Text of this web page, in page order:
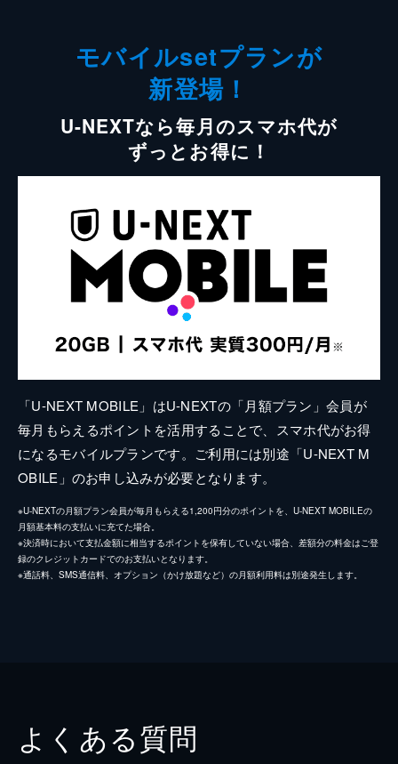
モバイルsetプランが
新登場！
U-NEXTなら毎月のスマホ代が
ずっとお得に！
「U-NEXT MOBILE」はU-NEXTの「月額プラン」会員が
毎月もらえるポイントを活用することで、スマホ代がお得
になるモバイルプランです。ご利用には別途「U-NEXT M
OBILE」のお申し込みが必要となります。
※U-NEXTの月額プラン会員が毎月もらえる1,200円分のポイントを、U-NEXT MOBILEの
月額基本料の支払いに充てた場合。
※決済時において支払金額に相当するポイントを保有していない場合、差額分の料金はご登
録のクレジットカードでのお支払いとなります。
※通話料、SMS通信料、オプション（かけ放題など）の月額利用料は別途発生します。
よくある質問